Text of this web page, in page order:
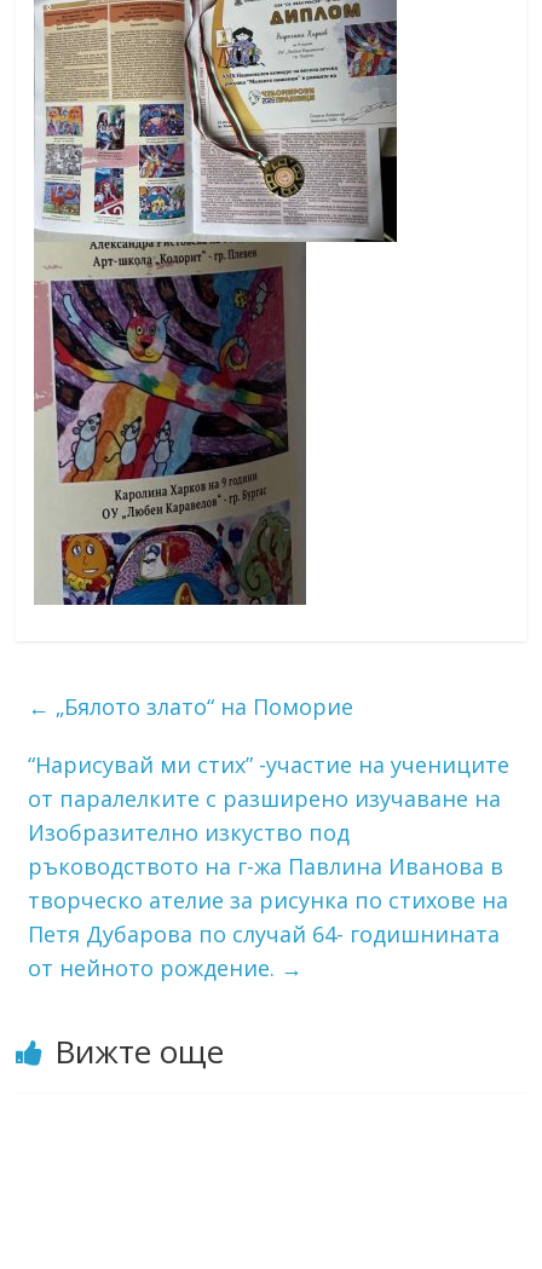
← „Бялото злато“ на Поморие
“Нарисувай ми стих” -участие на учениците
от паралелките с разширено изучаване на
Изобразително изкуство под
ръководството на г-жа Павлина Иванова в
творческо ателие за рисунка по стихове на
Петя Дубарова по случай 64- годишнината
от нейното рождение. →
Вижте още